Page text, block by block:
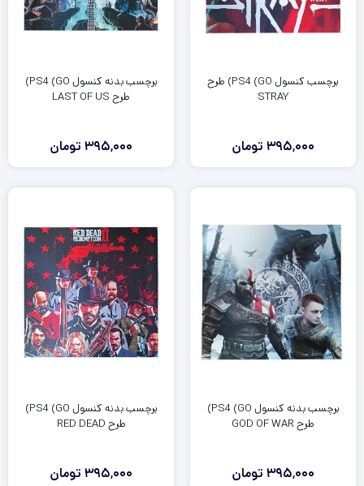
برچسب کنسول PS4 (GO) طرح
STRAY
395,000 تومان
برچسب بدنه کنسول PS4 (GO)
طرح LAST OF US
395,000 تومان
برچسب بدنه کنسول PS4 (GO)
طرح GOD OF WAR
395,000 تومان
برچسب بدنه کنسول PS4 (GO)
طرح RED DEAD
395,000 تومان